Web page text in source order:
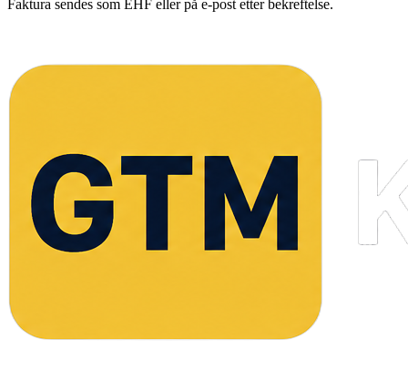
Faktura sendes som EHF eller på e-post etter bekreftelse.